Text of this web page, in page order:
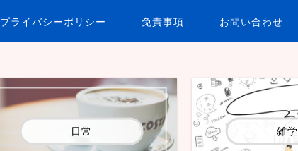
プライバシーポリシー 免責事項 お問い合わせ
日常 雑学